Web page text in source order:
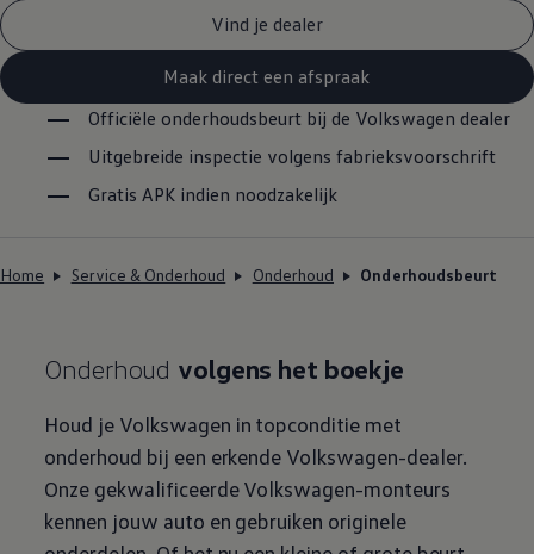
Vind je dealer
Maak direct een afspraak
Officiële onderhoudsbeurt bij de Volkswagen dealer
Uitgebreide inspectie volgens fabrieksvoorschrift
Gratis APK indien noodzakelijk
Home Service & Onderhoud Onderhoud Onderhoudsbeurt
Onderhoud volgens het boekje
Houd je Volkswagen in topconditie met
onderhoud bij een erkende Volkswagen-dealer.
Onze gekwalificeerde Volkswagen-monteurs
kennen jouw auto en gebruiken originele